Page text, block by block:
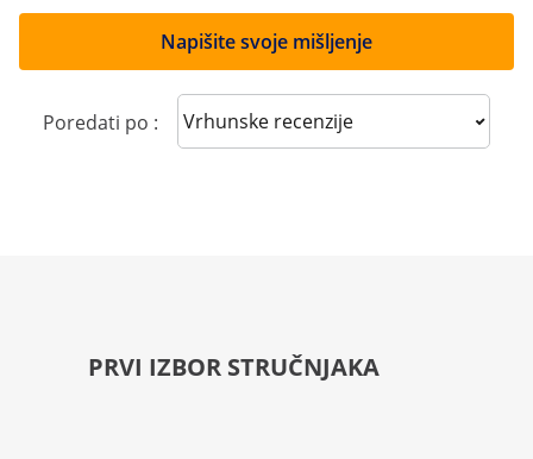
Napišite svoje mišljenje
Poredati po : Sort reviews
PRVI IZBOR STRUČNJAKA